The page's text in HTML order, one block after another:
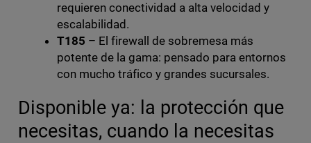
requieren conectividad a alta velocidad y
escalabilidad.
T185 – El firewall de sobremesa más
potente de la gama: pensado para entornos
con mucho tráfico y grandes sucursales.
Disponible ya: la protección que
necesitas, cuando la necesitas